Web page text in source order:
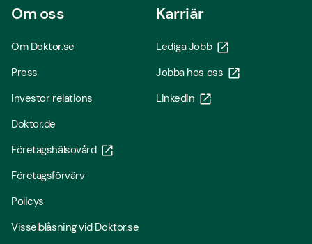
Om oss
Om Doktor.se
Press
Investor relations
Doktor.de
Företagshälsovård
Företagsförvärv
Policys
Visselblåsning vid Doktor.se
Karriär
Lediga Jobb
Jobba hos oss
LinkedIn